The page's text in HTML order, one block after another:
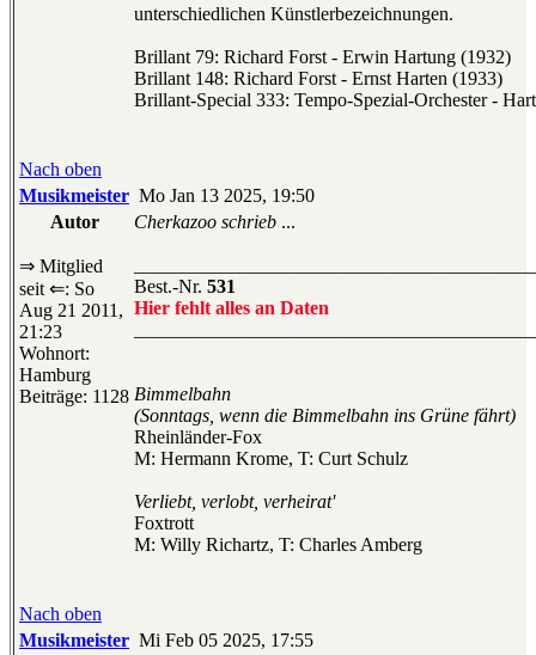
unterschiedlichen Künstlerbezeichnungen.
Brillant 79: Richard Forst - Erwin Hartung (1932)
Brillant 148: Richard Forst - Ernst Harten (1933)
Brillant-Special 333: Tempo-Spezial-Orchester -
Nach oben
Musikmeister Mo Jan 13 2025, 19:50
Autor
⇒ Mitglied
seit ⇐: So
Aug 21 2011,
21:23
Wohnort:
Hamburg
Beiträge: 1128
Cherkazoo schrieb ...
Best.-Nr. 531
Hier fehlt alles an Daten
Bimmelbahn
(Sonntags, wenn die Bimmelbahn ins Grüne fährt)
Rheinländer-Fox
M: Hermann Krome, T: Curt Schulz
Verliebt, verlobt, verheirat'
Foxtrott
M: Willy Richartz, T: Charles Amberg
Nach oben
Musikmeister Mi Feb 05 2025, 17:55